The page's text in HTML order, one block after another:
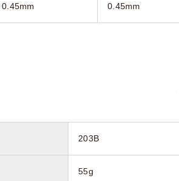
0.45mm 0.45mm
203B
55g